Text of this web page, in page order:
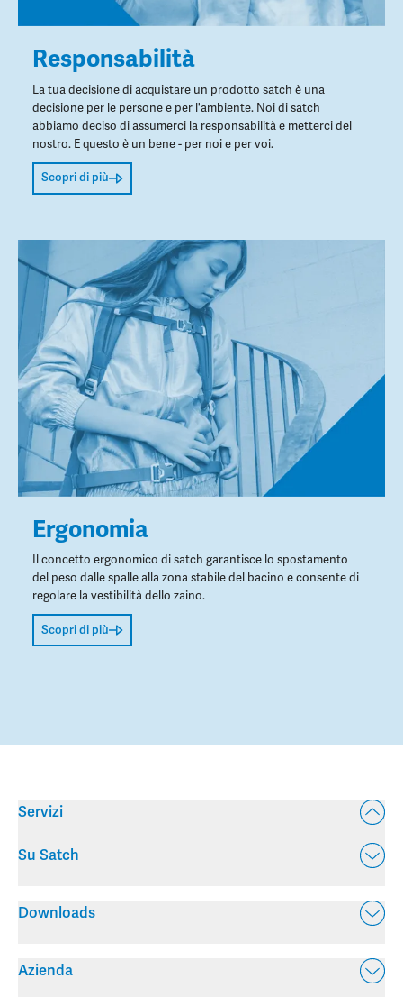
Responsabilità
La tua decisione di acquistare un prodotto satch è una
decisione per le persone e per l'ambiente. Noi di satch
abbiamo deciso di assumerci la responsabilità e metterci del
nostro. E questo è un bene - per noi e per voi.
Scopri di più
Ergonomia
Il concetto ergonomico di satch garantisce lo spostamento
del peso dalle spalle alla zona stabile del bacino e consente di
regolare la vestibilità dello zaino.
Scopri di più
Servizi
Su Satch
Downloads
Azienda